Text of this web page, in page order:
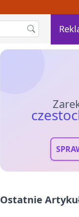
Ostatnie